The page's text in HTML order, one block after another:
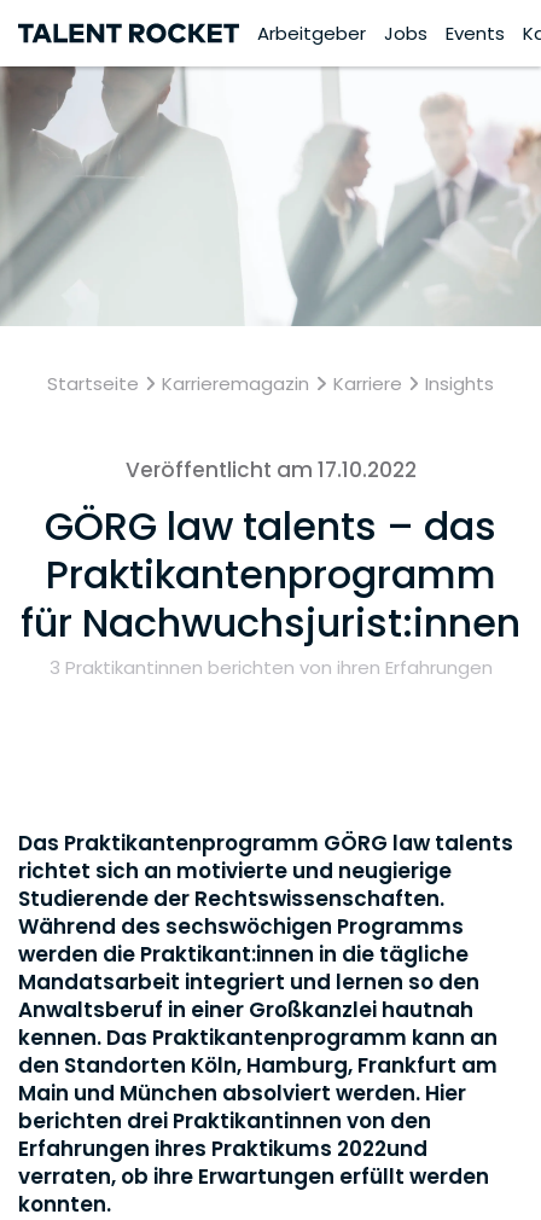
Arbeitgeber Jobs Events
Startseite Karrieremagazin Karriere Insights
Veröffentlicht am 17.10.2022
GÖRG law talents – das
Praktikantenprogramm
für Nachwuchsjurist:innen
3 Praktikantinnen berichten von ihren Erfahrungen
Das Praktikantenprogramm GÖRG law talents
richtet sich an motivierte und neugierige
Studierende der Rechtswissenschaften.
Während des sechswöchigen Programms
werden die Praktikant:innen in die tägliche
Mandatsarbeit integriert und lernen so den
Anwaltsberuf in einer Großkanzlei hautnah
kennen. Das Praktikantenprogramm kann an
den Standorten Köln, Hamburg, Frankfurt am
Main und München absolviert werden. Hier
berichten drei Praktikantinnen von den
Erfahrungen ihres Praktikums 2022und
verraten, ob ihre Erwartungen erfüllt werden
konnten.